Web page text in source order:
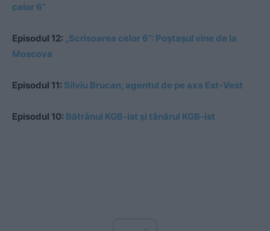
celor 6”
Episodul 12: „Scrisoarea celor 6”: Poştaşul vine de la
Moscova
Episodul 11: Silviu Brucan, agentul de pe axa Est-Vest
Episodul 10: Bătrânul KGB-ist și tânărul KGB-ist